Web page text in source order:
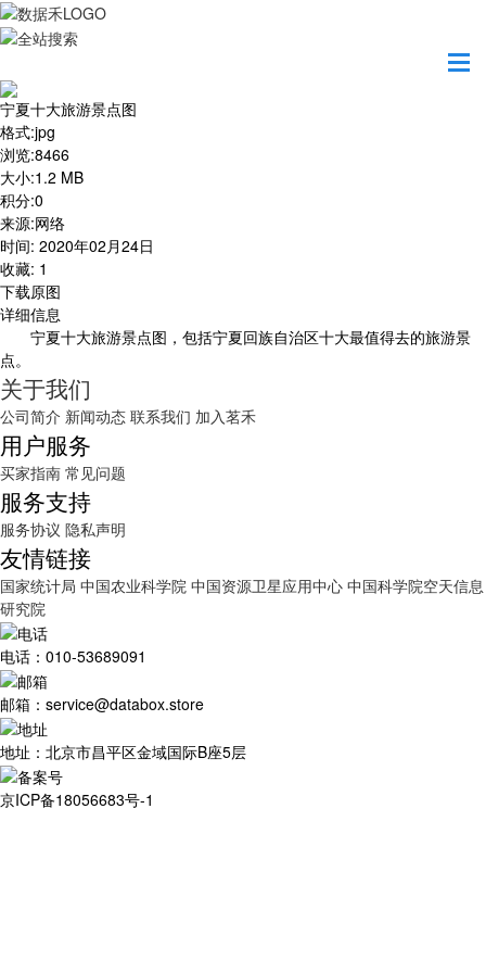
宁夏十大旅游景点图
格式:jpg
浏览:8466
大小:1.2 MB
积分:0
来源:网络
时间: 2020年02月24日
收藏: 1
下载原图
详细信息
宁夏十大旅游景点图，包括宁夏回族自治区十大最值得去的旅游景
点。
关于我们
公司简介 新闻动态 联系我们 加入茗禾
用户服务
买家指南 常见问题
服务支持
服务协议 隐私声明
友情链接
国家统计局 中国农业科学院 中国资源卫星应用中心 中国科学院空天信息
研究院
电话：010-53689091
邮箱：service@databox.store
地址：北京市昌平区金域国际B座5层
京ICP备18056683号-1